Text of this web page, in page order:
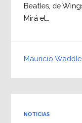
Beatles, de
Mirá el…
Mauricio Waddle
NOTICIAS